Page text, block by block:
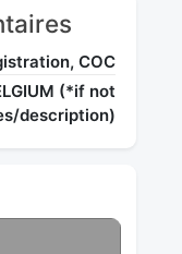
COC
(*if not
description)